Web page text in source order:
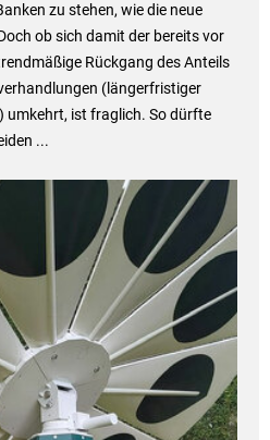
zu stehen, wie die neue
ob sich damit der bereits vor
Rückgang des Anteils
(längerfristiger
umkehrt, ist fraglich. So dürfte
...